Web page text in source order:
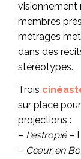
visionnement
membres
métrages
dans des
stéréotypes.
Trois
sur place
projections :
– L’estropié–
– Cœur en